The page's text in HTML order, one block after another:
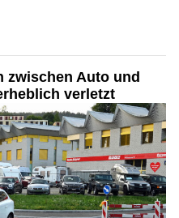
Auto und
verletzt